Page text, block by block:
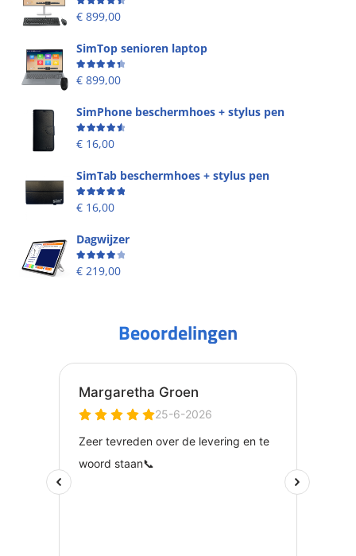
Beoordeling
€ 899,00
SimTop senioren laptop
Beoordeling
€ 899,00
SimPhone beschermhoes + stylus pen
Beoordeling
€ 16,00
SimTab beschermhoes + stylus pen
Beoordeling
€ 16,00
Dagwijzer
Beoordeling
€ 219,00
Beoordelingen